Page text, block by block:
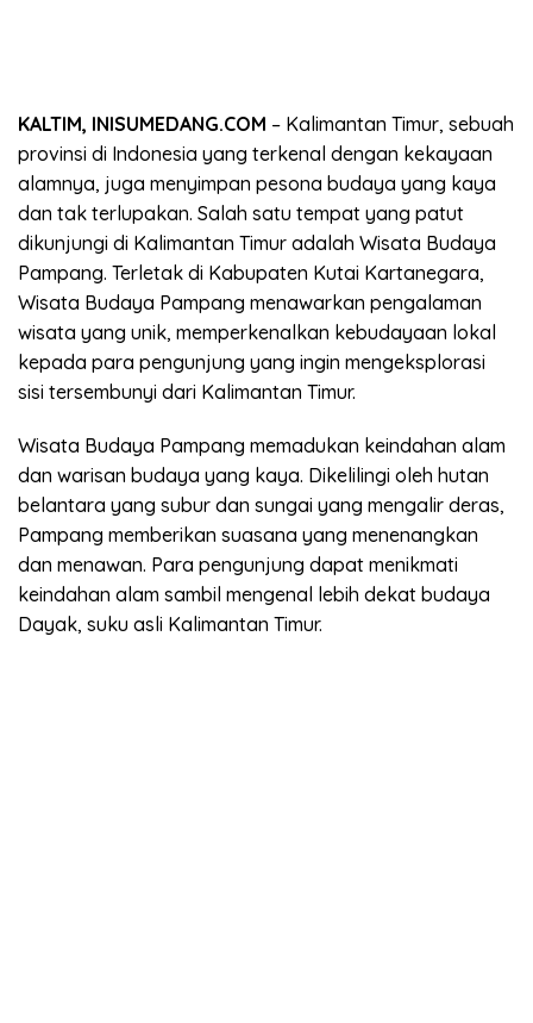
KALTIM, INISUMEDANG.COM – Kalimantan Timur, sebuah
provinsi di Indonesia yang terkenal dengan kekayaan
alamnya, juga menyimpan pesona budaya yang kaya
dan tak terlupakan. Salah satu tempat yang patut
dikunjungi di Kalimantan Timur adalah Wisata Budaya
Pampang. Terletak di Kabupaten Kutai Kartanegara,
Wisata Budaya Pampang menawarkan pengalaman
wisata yang unik, memperkenalkan kebudayaan lokal
kepada para pengunjung yang ingin mengeksplorasi
sisi tersembunyi dari Kalimantan Timur.
Wisata Budaya Pampang memadukan keindahan alam
dan warisan budaya yang kaya. Dikelilingi oleh hutan
belantara yang subur dan sungai yang mengalir deras,
Pampang memberikan suasana yang menenangkan
dan menawan. Para pengunjung dapat menikmati
keindahan alam sambil mengenal lebih dekat budaya
Dayak, suku asli Kalimantan Timur.